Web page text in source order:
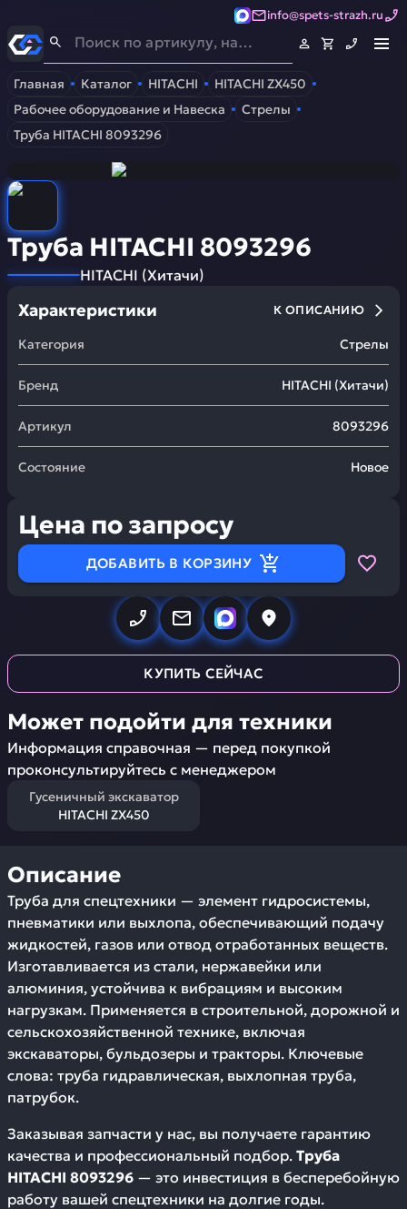
info@spets-strazh.ru
Спец-Страж- Запчасти для спецтехники
Главная Каталог HITACHI
HITACHI ZX450
Рабочее оборудование и Навеска
Стрелы
Труба HITACHI 8093296
Труба HITACHI 8093296
HITACHI (Хитачи)
Характеристики К ОПИСАНИЮ
Категория Стрелы
Бренд HITACHI (Хитачи)
Артикул 8093296
Состояние Новое
Цена по запросу
ДОБАВИТЬ В КОРЗИНУ
КУПИТЬ СЕЙЧАС
Может подойти для техники
Информация справочная — перед покупкой
проконсультируйтесь с менеджером
Гусеничный экскаватор
HITACHI ZX450
Описание
Труба для спецтехники — элемент гидросистемы,
пневматики или выхлопа, обеспечивающий подачу
жидкостей, газов или отвод отработанных веществ.
Изготавливается из стали, нержавейки или
алюминия, устойчива к вибрациям и высоким
нагрузкам. Применяется в строительной, дорожной и
сельскохозяйственной технике, включая
экскаваторы, бульдозеры и тракторы. Ключевые
слова: труба гидравлическая, выхлопная труба,
патрубок.
Заказывая запчасти у нас, вы получаете гарантию
качества и профессиональный подбор. Труба
HITACHI 8093296 — это инвестиция в бесперебойную
работу вашей спецтехники на долгие годы.